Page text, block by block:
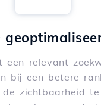
een relevant
bij een betere
de zichtbaarheid